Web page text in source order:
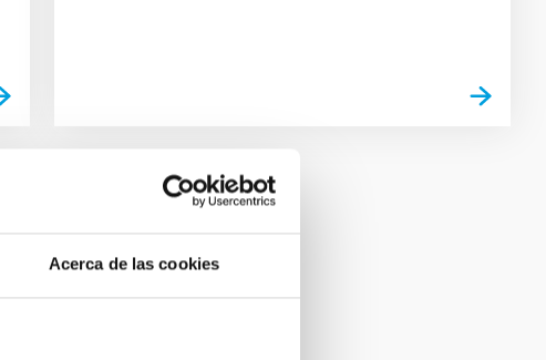
Acerca de las cookies